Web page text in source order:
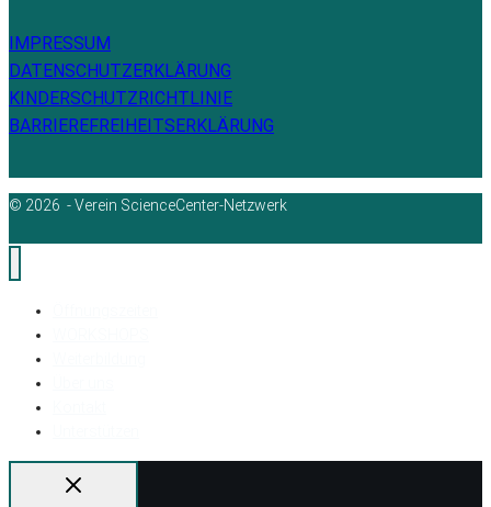
IMPRESSUM
DATENSCHUTZERKLÄRUNG
KINDERSCHUTZRICHTLINIE
BARRIEREFREIHEITSERKLÄRUNG
© 2026 - Verein ScienceCenter-Netzwerk